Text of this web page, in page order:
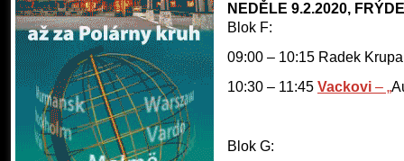
NEDĚLE 9.2.2020,
Blok F:
09:00 – 10:15 Radek
10:30 – 11:45 Vackovi – „
Blok G: